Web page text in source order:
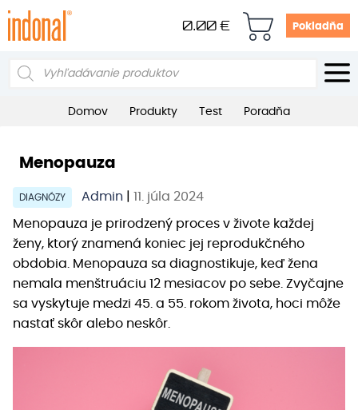
0.00 € Pokladňa
Products
Domov Produkty Test Poradňa
Menopauza
DIAGNÓZY Admin 11. júla 2024
Menopauza je prirodzený proces v živote každej
ženy, ktorý znamená koniec jej reprodukčného
obdobia. Menopauza sa diagnostikuje, keď žena
nemala menštruáciu 12 mesiacov po sebe. Zvyčajne
sa vyskytuje medzi 45. a 55. rokom života, hoci môže
nastať skôr alebo neskôr.